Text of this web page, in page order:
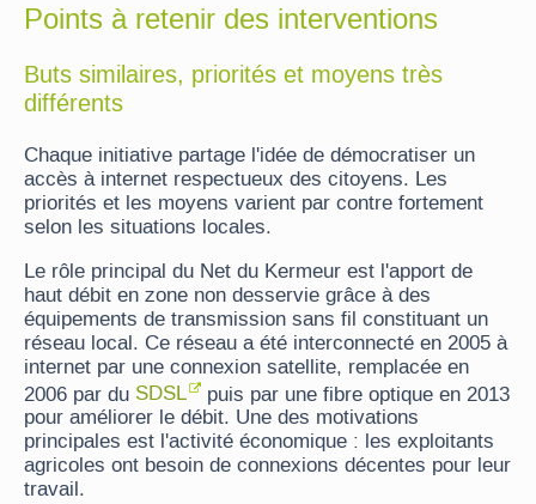
Points à retenir des interventions
Buts similaires, priorités et moyens très
différents
Chaque initiative partage l'idée de démocratiser un
accès à internet respectueux des citoyens. Les
priorités et les moyens varient par contre fortement
selon les situations locales.
Le rôle principal du Net du Kermeur est l'apport de
haut débit en zone non desservie grâce à des
équipements de transmission sans fil constituant un
réseau local. Ce réseau a été interconnecté en 2005 à
internet par une connexion satellite, remplacée en
2006 par du SDSL
puis par une fibre optique en 2013
pour améliorer le débit. Une des motivations
principales est l'activité économique : les exploitants
agricoles ont besoin de connexions décentes pour leur
travail.